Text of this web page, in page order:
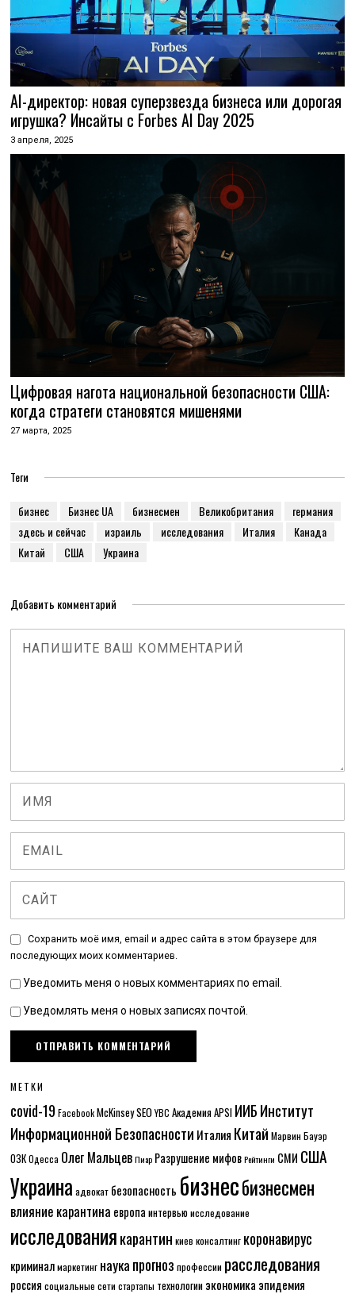
AI-директор: новая суперзвезда бизнеса или дорогая
игрушка? Инсайты с Forbes AI Day 2025
3 апреля, 2025
Цифровая нагота национальной безопасности США:
когда стратеги становятся мишенями
27 марта, 2025
Теги
бизнес Бизнес UA бизнесмен Великобритания
германия
здесь и сейчас
израиль исследования Италия
Канада
Китай
США Украина
Добавить комментарий
Сохранить моё имя, email и адрес сайта в этом браузере для
последующих моих комментариев.
Уведомить меня о новых комментариях по email.
Уведомлять меня о новых записях почтой.
МЕТКИ
covid-19 Facebook McKinseySEO YBC Академия APSI ИИБИнститут
Информационной Безопасности Италия Китай Марвин Бауэр
ОЗК Одесса Олег Мальцев Пиар Разрушение мифов Рейтинги СМИ США
Украина адвокат безопасность бизнесбизнесмен
влияние карантина европа интервьюисследование
исследованиякарантин киев консалтинг коронавирус
криминалмаркетинг наукапрогноз профессии расследования
россия социальные сети стартапы технологии экономика эпидемия